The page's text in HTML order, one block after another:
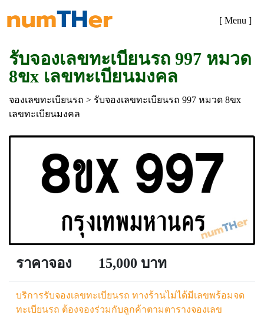
[ Menu ]
รับจองเลขทะเบียนรถ 997 หมวด
8ขx เลขทะเบียนมงคล
จองเลขทะเบียนรถ > รับจองเลขทะเบียนรถ 997 หมวด 8ขx
เลขทะเบียนมงคล
ราคาจอง 15,000 บาท
บริการรับจองเลขทะเบียนรถ ทางร้านไม่ได้มีเลขพร้อมจด
ทะเบียนรถ ต้องจองร่วมกับลูกค้าตามตารางจองเลข